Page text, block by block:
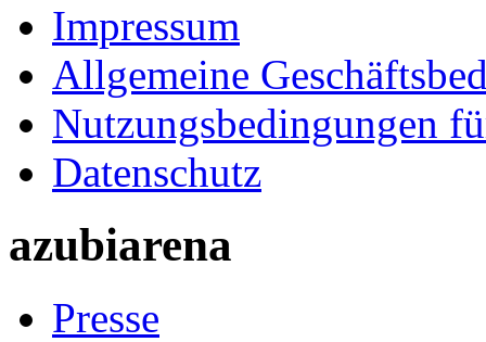
Impressum
Allgemeine
Nutzungsbedingungen
Datenschutz
azubiarena
Presse